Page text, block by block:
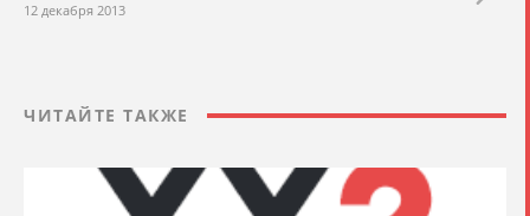
12 декабря 2013
ЧИТАЙТЕ ТАКЖЕ